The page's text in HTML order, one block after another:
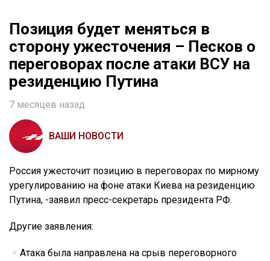
Позиция будет меняться в
сторону ужесточения – Песков о
переговорах после атаки ВСУ на
резиденцию Путина
7 месяцев назад
ВАШИ НОВОСТИ
Россия ужесточит позицию в переговорах по мирному
урегулированию на фоне атаки Киева на резиденцию
Путина, -заявил пресс-секретарь президента РФ.
Другие заявления:
Атака была направлена на срыв переговорного